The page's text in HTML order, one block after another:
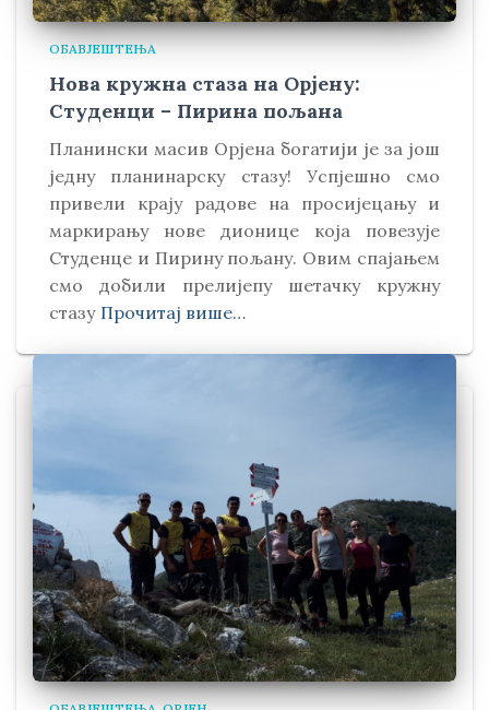
ОБАВЈЕШТЕЊА
Нова кружна стаза на Орјену:
Студенци – Пирина пољана
Планински масив Орјена богатији је за још
једну планинарску стазу! Успјешно смо
привели крају радове на просијецању и
маркирању нове дионице која повезује
Студенце и Пирину пољану. Овим спајањем
смо добили прелијепу шетачку кружну
стазу Прочитај више…